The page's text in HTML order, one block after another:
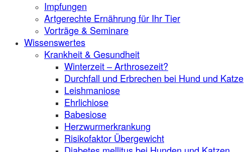
Impfungen
Artgerechte Ernährung für Ihr Tier
Vorträge & Seminare
Wissenswertes
Krankheit & Gesundheit
Winterzeit – Arthrosezeit?
Durchfall und Erbrechen bei Hund und Katze
Leishmaniose
Ehrlichiose
Babesiose
Herzwurmerkrankung
Risikofaktor Übergewicht